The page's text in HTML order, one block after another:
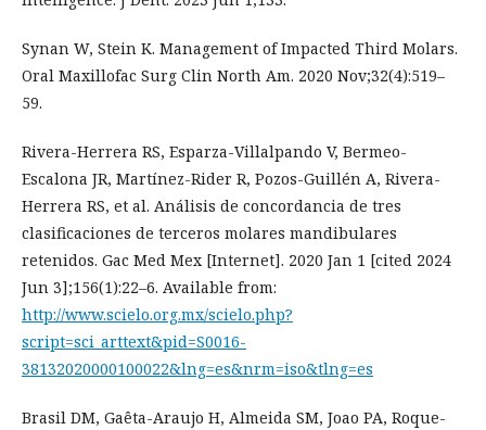
Synan W, Stein K. Management of Impacted Third Molars.
Oral Maxillofac Surg Clin North Am. 2020 Nov;32(4):519–
59.
Rivera-Herrera RS, Esparza-Villalpando V, Bermeo-
Escalona JR, Martínez-Rider R, Pozos-Guillén A, Rivera-
Herrera RS, et al. Análisis de concordancia de tres
clasificaciones de terceros molares mandibulares
retenidos. Gac Med Mex [Internet]. 2020 Jan 1 [cited 2024
Jun 3];156(1):22–6. Available from:
http://www.scielo.org.mx/scielo.php?
script=sci_arttext&pid=S0016-
38132020000100022&lng=es&nrm=iso&tlng=es
Brasil DM, Gaêta-Araujo H, Almeida SM, Joao PA, Roque-